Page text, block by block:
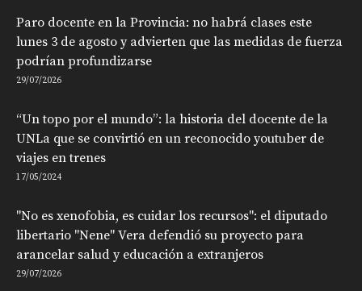
Paro docente en la Provincia: no habrá clases este
lunes 3 de agosto y advierten que las medidas de fuerza
podrían profundizarse
29/07/2026
“Un topo por el mundo”: la historia del docente de la
UNLa que se convirtió en un reconocido youtuber de
viajes en trenes
17/05/2024
"No es xenofobia, es cuidar los recursos": el diputado
libertario "Nene" Vera defendió su proyecto para
arancelar salud y educación a extranjeros
29/07/2026